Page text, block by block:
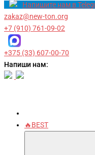
Напишите нам в
zakaz@new-ton.org
+7 (910) 761-09-02
+375 (33) 607-00-70
Напиши нам:
🔥BEST